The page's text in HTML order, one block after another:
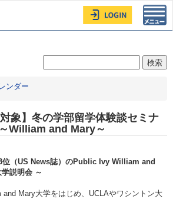
ンダー
対象】冬の学部留学体験談セミナ
William and Mary～
（US News誌）のPublic Ivy William and
説明会 ～
and Mary大学をはじめ、UCLAやワシントン大